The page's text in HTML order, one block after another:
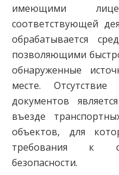
имеющими
соответствующей
обрабатывается
позволяющими
обнаруженные
месте. Отсутствие
документов
въезде
объектов, для
требования к
безопасности.